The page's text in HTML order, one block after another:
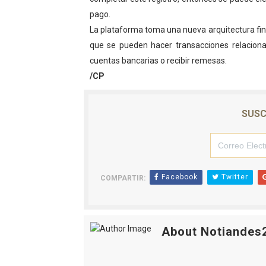
Plan Vacacional
Iniciación al yoga reúne
Mincomunas impulsa el
Expertos inspeccionan
pago.
La plataforma toma una nueva arquitectura
que se pueden hacer transacciones
cuentas bancarias o recibir remesas.
/CP
COMPARTIR: Facebook Twitter
About